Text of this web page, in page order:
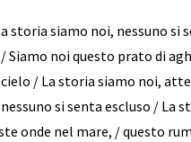
a storia siamo noi, nessuno si
/ Siamo noi questo prato di
cielo / La storia siamo noi,
nessuno si senta escluso / La
onde nel mare, / questo